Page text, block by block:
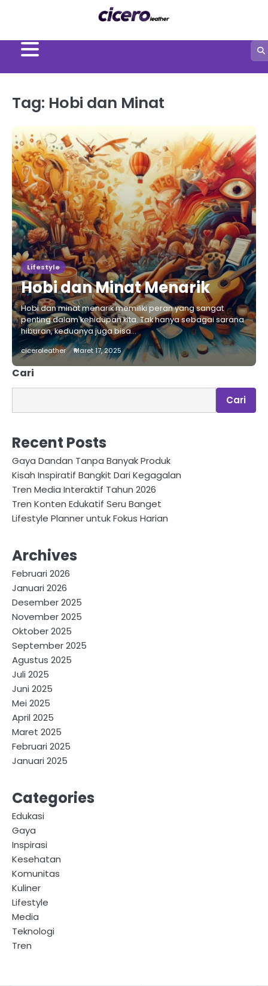
Tag: Hobi dan Minat
Lifestyle
Hobi dan Minat Menarik
Hobi dan minat menarik memiliki peran yang sangat
penting dalam kehidupan kita. Tak hanya sebagai sarana
hiburan, keduanya juga bisa…
ciceroleather Maret 17, 2025
Cari
Cari
Recent Posts
Gaya Dandan Tanpa Banyak Produk
Kisah Inspiratif Bangkit Dari Kegagalan
Tren Media Interaktif Tahun 2026
Tren Konten Edukatif Seru Banget
Lifestyle Planner untuk Fokus Harian
Archives
Februari 2026
Januari 2026
Desember 2025
November 2025
Oktober 2025
September 2025
Agustus 2025
Juli 2025
Juni 2025
Mei 2025
April 2025
Maret 2025
Februari 2025
Januari 2025
Categories
Edukasi
Gaya
Inspirasi
Kesehatan
Komunitas
Kuliner
Lifestyle
Media
Teknologi
Tren